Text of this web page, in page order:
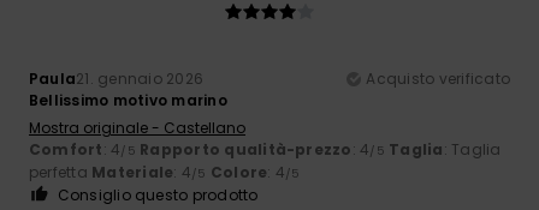
Paula21. gennaio 2026
Acquisto verificato
Bellissimo motivo marino
Mostra originale - Castellano
Comfort: 4/5 Rapporto qualità-prezzo: 4/5 Taglia: Taglia
perfetta Materiale: 4/5 Colore: 4/5
Consiglio questo prodotto